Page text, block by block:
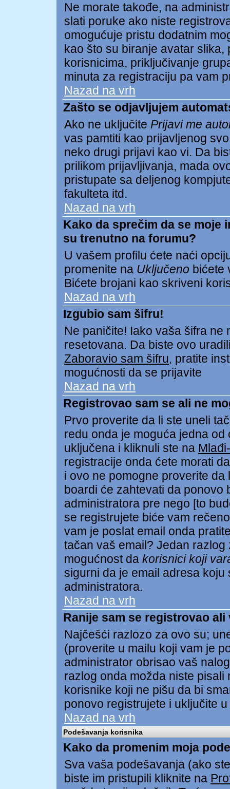
Ne morate takođe, na
slati poruke ako niste
omogućuje pristu dodatnim
kao što su biranje avatar
korisnicima, priključivanje
minuta za registraciju pa vam
Nazad na vrh
Zašto se odjavljujem
Ako ne uključite Prijavi me
vas pamtiti kao prijavljenog
neko drugi prijavi kao vi. Da
prilikom prijavljivanja, mada
pristupate sa deljenog
fakulteta itd.
Nazad na vrh
Kako da sprečim da se moje
su trenutno na forumu?
U vašem profilu ćete naći
promenite na Uključeno bićete
Bićete brojani kao skriveni
Nazad na vrh
Izgubio sam šifru!
Ne paničite! Iako vaša šifra ne
resetovana. Da biste ovo
Zaboravio sam šifru, pratite
mogućnosti da se prijavite
Nazad na vrh
Registrovao sam se ali ne
Prvo proverite da li ste uneli
redu onda je moguća jedna
uključena i kliknuli ste na
registracije onda ćete morati
i ovo ne pomogne proverite
boardi će zahtevati da ponovo
administratora pre nego [to
se registrujete biće vam
vam je poslat email onda
tačan vaš email? Jedan
mogućnost da korisnici koji
sigurni da je email adresa
administratora.
Nazad na vrh
Ranije sam se registrovao
Najčešći razlozo za ovo su;
(proverite u mailu koji vam je
administrator obrisao vaš
razlog onda možda niste
korisnike koji ne pišu da bi
ponovo registrujete i uključite
Nazad na vrh
Podešavanja korisnika
Kako da promenim moja
Sva vaša podešavanja (ako
biste im pristupili kliknite na